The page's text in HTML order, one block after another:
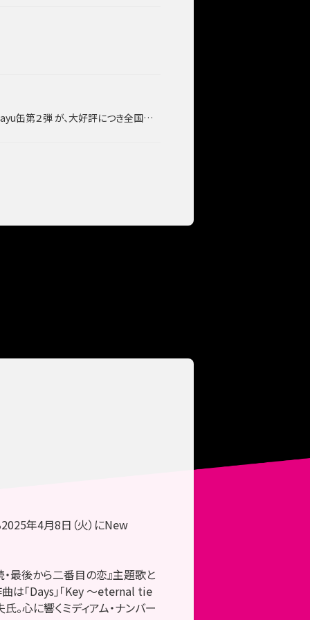
につき全国のサントリー自販機で再販決定！
年4月8日（火）にNew
・最後から二番目の恋』主題歌と
は「Days」「Key ～eternal tie
。心に響くミディアム・ナンバー